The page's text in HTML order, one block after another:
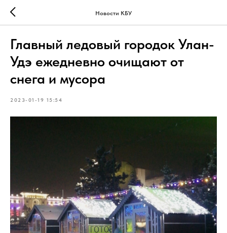
Новости КБУ
Главный ледовый городок Улан-
Удэ ежедневно очищают от
снега и мусора
2023-01-19 15:54